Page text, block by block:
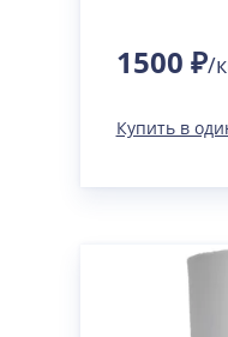
1500 ₽/
Купить в